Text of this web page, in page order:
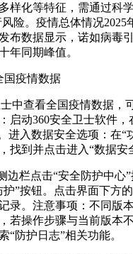
样化等特征，需通过科
险。疫情总体情况2025
布数据显示，诺如病毒
年同期峰值。
国疫情数据
士中查看全国疫情数据，
启动360安全卫士软件，
进入数据安全选项：在“
找到并点击进入“数据安
边栏点击“安全防护中心
”按钮。点击界面下方
录。注意事项：不同版
若操作步骤与当前版本
“防护日志”相关功能。